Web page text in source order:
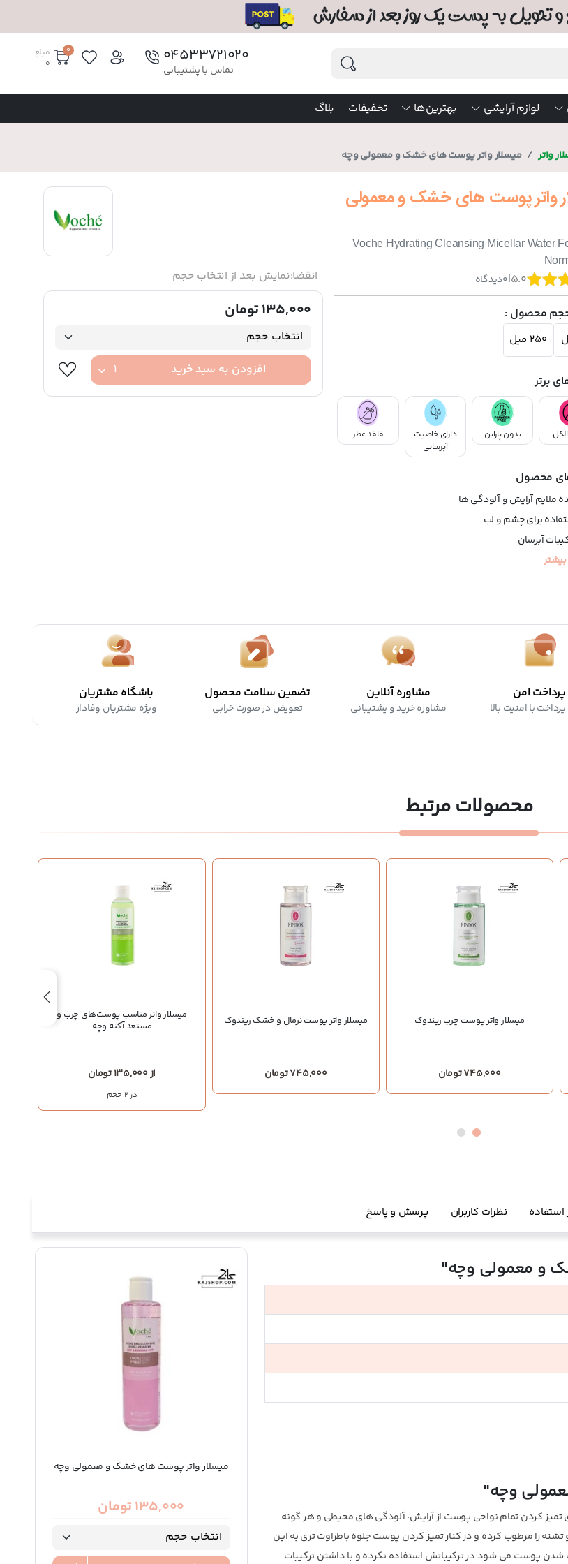
۰۴۵۳۳۷۲۱۰۲۰
تماس با پشتیبانی
مبلغ
0
0
لوازم آرایشی بهترین‌ها تخفیفات بلاگ
واتر میسلار واتر پوست های خشک و معمولی وچه
واتر پوست های خشک و معمولی
Voche Hydrating Cleansing Micellar Water
5.0
|
0دیدگاه
حجم محصول :
250 میل
برتر
بدون پارابن
دارای خاصیت
آبرسانی
فاقد عطر
محصول
ملایم آرایش و آلودگی ها
برای چشم و لب
آبرسان
پوست
انقضا:نمایش بعد از انتخاب حجم
135,000 تومان
افزودن به سبد خرید
پرداخت امن
با امنیت بالا
مشاوره آنلاین
مشاوره خرید و پشتیبانی
تضمین سلامت محصول
تعویض در صورت خرابی
باشگاه مشتریان
ویژه مشتریان وفادار
محصولات مرتبط
میسلار واتر پوست چرب ریندوک
745,000 تومان
میسلار واتر پوست نرمال و خشک ریندوک
745,000 تومان
میسلار واتر مناسب پوست‌های چرب و
مستعد آکنه وچه
از 135,000 تومان
در 2 حجم
استفاده نظرات کاربران پرسش و پاسخ
و معمولی وچه"
وچه"
تمیز کردن تمام نواحی پوست از آرایش، آلودگی های محیطی و هر گونه
را مرطوب کرده و در کنار تمیز کردن پوست جلوه باطراوت تری به این
پوست می شود در ترکیباتش استفاده نکرده و با داشتن ترکیبات
میسلار واتر پوست های خشک و معمولی وچه
135,000 تومان